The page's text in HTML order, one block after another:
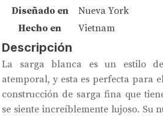
Diseñado en
Nueva York
Hecho en
Vietnam
Descripción
La sarga blanca es un estilo
atemporal, y esta es perfecta para
construcción de sarga fina que
se siente increíblemente lujoso. Su